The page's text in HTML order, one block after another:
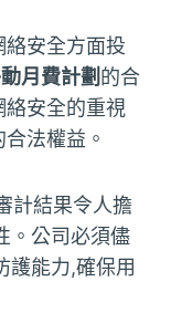
安全方面投
月費計劃 的合
絡安全的重視
法權益。
計結果令人擔
。公司必須儘
護能力,確保用